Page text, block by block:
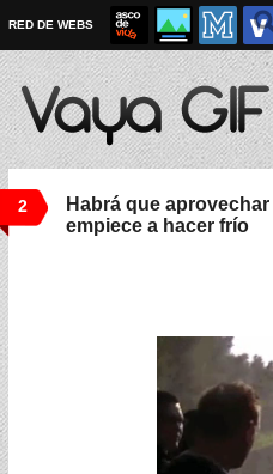
RED DE WEBS
2
Habrá que
empiece a hacer frío